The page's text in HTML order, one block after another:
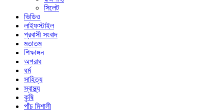
সিলেট
ভিডিও
লাইফস্টাইল
প্রবাসী সংবাদ
মতাতম
শিক্ষাঙ্গন
অপরাধ
ধর্ম
সাহিত্য
স্বাস্থ্য
কৃষি
পাঁচ মিশালী